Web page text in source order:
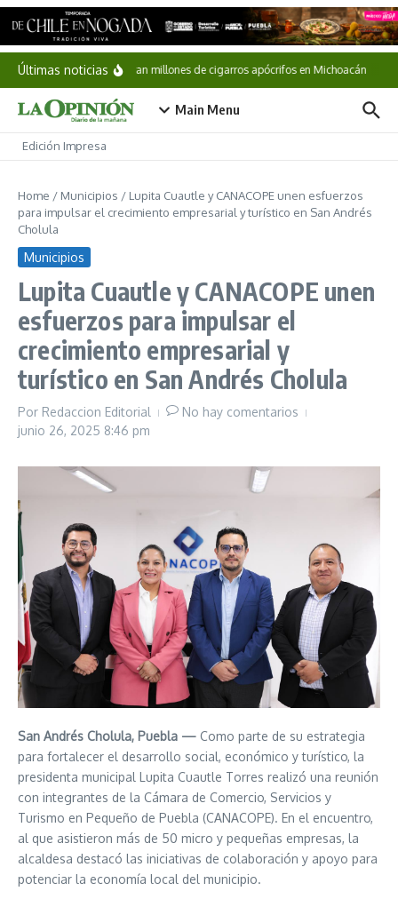
Saltar al contenido
Últimas noticiasAseguran millones de cigarros apócrifos en Michoacán
Main Menu
Edición Impresa
Home / Municipios / Lupita Cuautle y CANACOPE unen esfuerzos
para impulsar el crecimiento empresarial y turístico en San Andrés
Cholula
Municipios
Lupita Cuautle y CANACOPE unen
esfuerzos para impulsar el
crecimiento empresarial y
turístico en San Andrés Cholula
Por Redaccion Editorial
No hay comentarios
junio 26, 2025 8:46 pm
San Andrés Cholula, Puebla — Como parte de su estrategia
para fortalecer el desarrollo social, económico y turístico, la
presidenta municipal Lupita Cuautle Torres realizó una reunión
con integrantes de la Cámara de Comercio, Servicios y
Turismo en Pequeño de Puebla (CANACOPE). En el encuentro,
al que asistieron más de 50 micro y pequeñas empresas, la
alcaldesa destacó las iniciativas de colaboración y apoyo para
potenciar la economía local del municipio.